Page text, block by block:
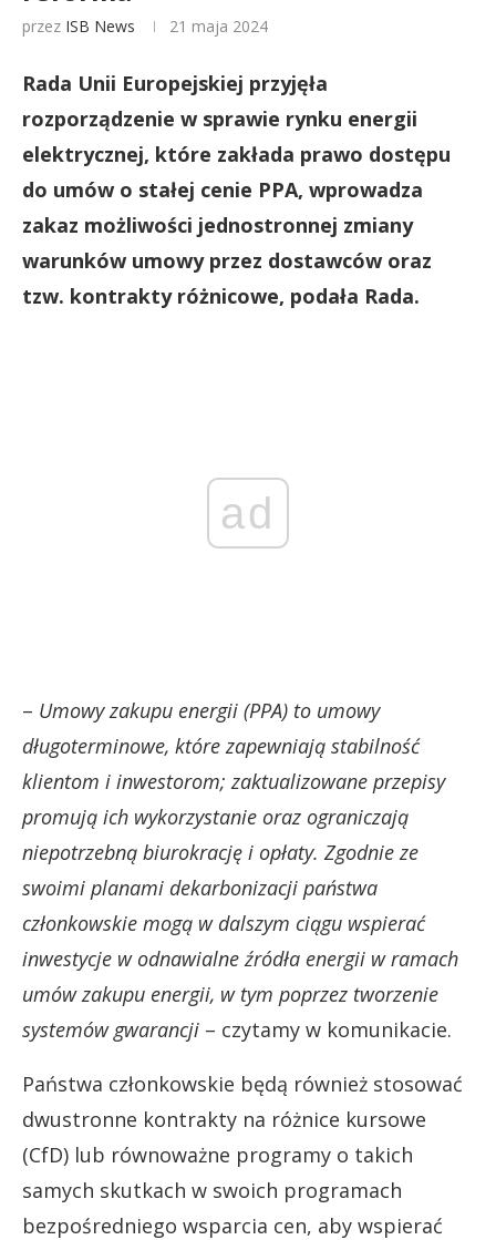
przez ISB News 21 maja 2024
Rada Unii Europejskiej przyjęła
rozporządzenie w sprawie rynku energii
elektrycznej, które zakłada prawo dostępu
do umów o stałej cenie PPA, wprowadza
zakaz możliwości jednostronnej zmiany
warunków umowy przez dostawców oraz
tzw. kontrakty różnicowe, podała Rada.
ad
– Umowy zakupu energii (PPA) to umowy
długoterminowe, które zapewniają stabilność
klientom i inwestorom; zaktualizowane przepisy
promują ich wykorzystanie oraz ograniczają
niepotrzebną biurokrację i opłaty. Zgodnie ze
swoimi planami dekarbonizacji państwa
członkowskie mogą w dalszym ciągu wspierać
inwestycje w odnawialne źródła energii w ramach
umów zakupu energii, w tym poprzez tworzenie
systemów gwarancji – czytamy w komunikacie.
Państwa członkowskie będą również stosować
dwustronne kontrakty na różnice kursowe
(CfD) lub równoważne programy o takich
samych skutkach w swoich programach
bezpośredniego wsparcia cen, aby wspierać